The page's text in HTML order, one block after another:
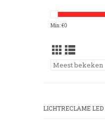
Min: €0
LICHTRECLAME LED